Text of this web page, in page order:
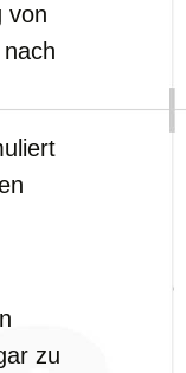
von
zu